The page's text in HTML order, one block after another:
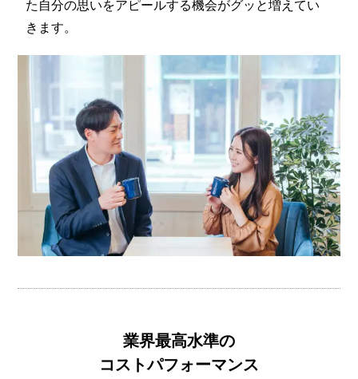
た自分の思いをアピールする機会がグッと増えてい
きます。
業界最高水準の
コストパフォーマンス